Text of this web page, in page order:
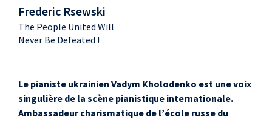
Frederic Rsewski
The People United Will
Never Be Defeated !
Le pianiste ukrainien Vadym Kholodenko est une voix
singulière de la scène pianistique internationale.
Ambassadeur charismatique de l’école russe du